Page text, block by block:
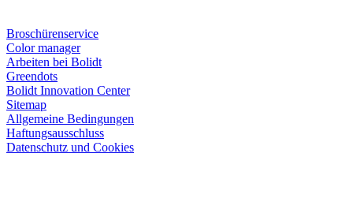
Broschürenservice
Color manager
Arbeiten bei Bolidt
Greendots
Bolidt Innovation Center
Sitemap
Allgemeine Bedingungen
Haftungsausschluss
Datenschutz und Cookies